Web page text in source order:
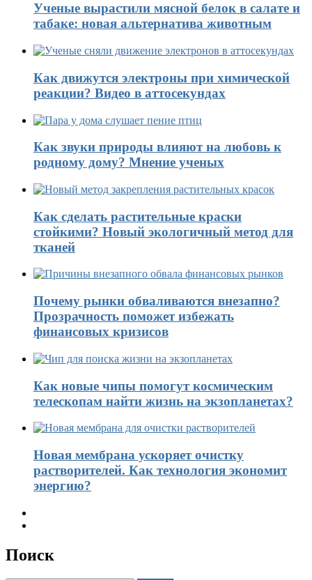
Ученые вырастили мясной белок в салате и
табаке: новая альтернатива животным
Как движутся электроны при химической
реакции? Видео в аттосекундах
Как звуки природы влияют на любовь к
родному дому? Мнение ученых
Как сделать растительные краски
стойкими? Новый экологичный метод для
тканей
Почему рынки обваливаются внезапно?
Прозрачность поможет избежать
финансовых кризисов
Как новые чипы помогут космическим
телескопам найти жизнь на экзопланетах?
Новая мембрана ускоряет очистку
растворителей. Как технология экономит
энергию?
Поиск